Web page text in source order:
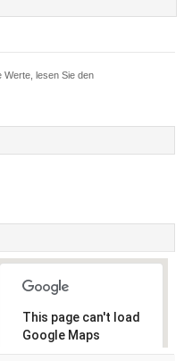
Werte, lesen Sie den
This page can't load
Google Maps
correctly.